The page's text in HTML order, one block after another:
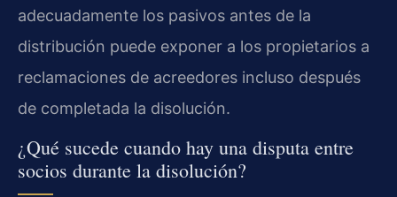
adecuadamente los pasivos antes de la
distribución puede exponer a los propietarios a
reclamaciones de acreedores incluso después
de completada la disolución.
¿Qué sucede cuando hay una disputa entre
socios durante la disolución?